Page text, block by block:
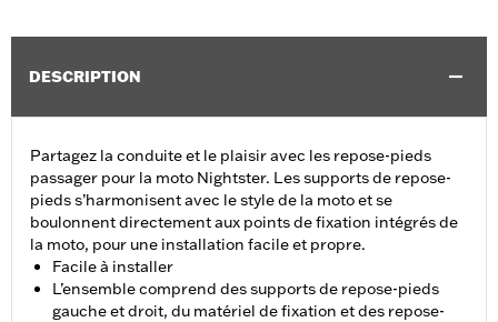
DESCRIPTION
Partagez la conduite et le plaisir avec les repose-pieds
passager pour la moto Nightster. Les supports de repose-
pieds s’harmonisent avec le style de la moto et se
boulonnent directement aux points de fixation intégrés de
la moto, pour une installation facile et propre.
Facile à installer
L’ensemble comprend des supports de repose-pieds
gauche et droit, du matériel de fixation et des repose-